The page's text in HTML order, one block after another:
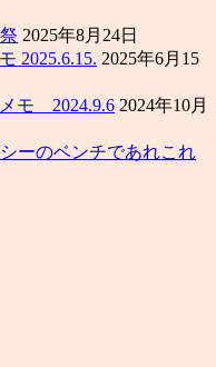
2025年8月24日
2025.6.15. 2025年6月15
メモ 2024.9.6 2024年10月
シーのベンチであれこれ